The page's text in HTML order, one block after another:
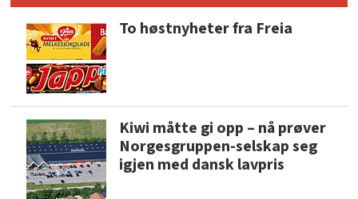
To høstnyheter fra Freia
Kiwi måtte gi opp – nå prøver
Norgesgruppen-selskap seg
igjen med dansk lavpris